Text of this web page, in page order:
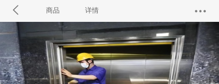
商品 详情